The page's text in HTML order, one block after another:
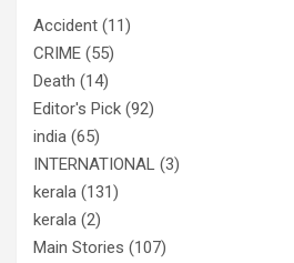
Accident (11)
CRIME (55)
Death (14)
Editor's Pick (92)
india (65)
INTERNATIONAL (3)
kerala (131)
kerala (2)
Main Stories (107)